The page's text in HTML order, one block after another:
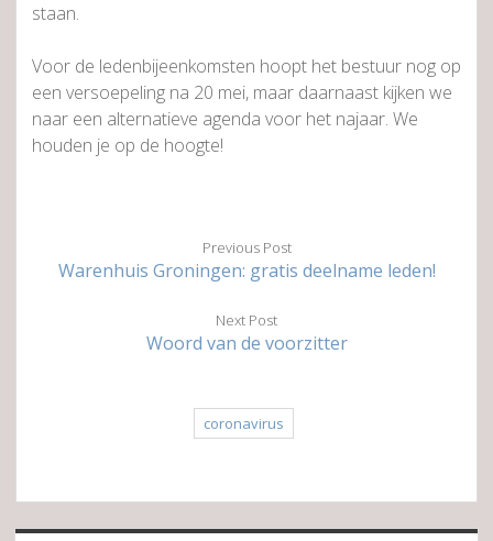
staan.
Voor de ledenbijeenkomsten hoopt het bestuur nog op
een versoepeling na 20 mei, maar daarnaast kijken we
naar een alternatieve agenda voor het najaar. We
houden je op de hoogte!
Previous Post
Warenhuis Groningen: gratis deelname leden!
Next Post
Woord van de voorzitter
coronavirus